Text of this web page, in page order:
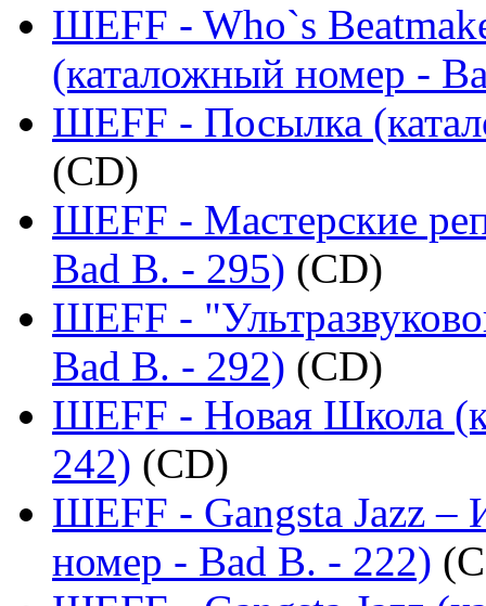
ШЕFF - Who`s
(каталожный номер -
ШЕFF - Посылка
(CD)
ШЕFF - Мастерские
Bad B. - 295) (CD)
ШЕFF -
Bad B. - 292) (CD)
ШЕFF - Новая Школа
242) (CD)
ШЕFF - Gangsta Jazz –
номер - Bad B. - 222)